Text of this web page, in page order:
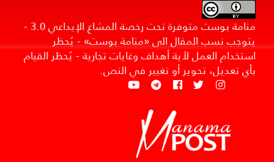
منامة بوست متوفرة تحت رخصة المشاع الإبداعي 3.0 -
يتوجب نسب المقال الى «منامة بوست» - يُحظر
استخدام العمل لأية أهداف وغايات تجارية - يُحظر القيام
بأي تعديل، تحوير أو تغيير في النص.